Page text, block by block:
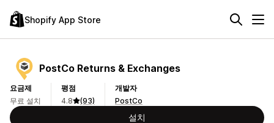
Shopify App Store
PostCo Returns & Exchanges
요금제
무료 설치
평점
4.8
(93)
개발자
PostCo
설치